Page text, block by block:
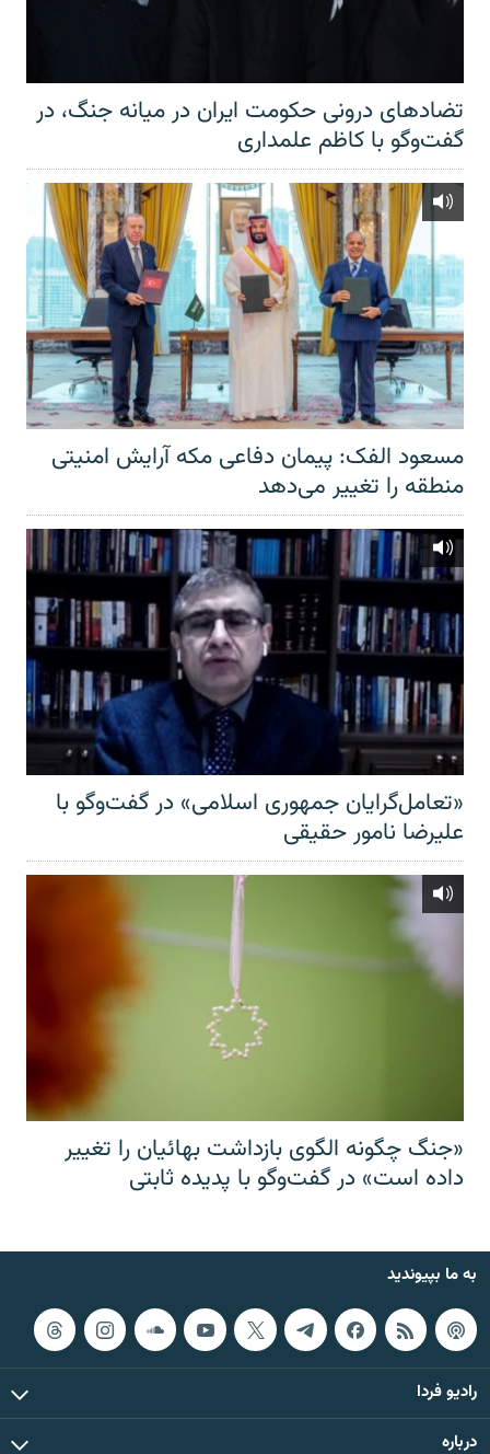
تضادهای درونی حکومت ایران در میانه جنگ، در
گفت‌‌وگو با کاظم علمداری
مسعود الفک: پیمان دفاعی مکه آرایش امنیتی
منطقه را تغییر می‌دهد
«تعامل‌گرایان جمهوری اسلامی» در گفت‌وگو با
علیرضا نامور حقیقی
«جنگ چگونه الگوی بازداشت بهائیان را تغییر
داده است» در گفت‌وگو با پدیده ثابتی
به ما بپیوندید
رادیو فردا
درباره